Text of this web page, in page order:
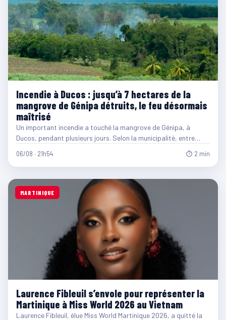
Incendie à Ducos : jusqu’à 7 hectares de la
mangrove de Génipa détruits, le feu désormais
maîtrisé
Un important incendie a touché la mangrove de Génipa, à
Ducos, pendant plusieurs jours. Selon la municipalité, entre…
06/08 · 21h54 ⏱ 2 min
MARTINIQUE
Laurence Fibleuil s’envole pour représenter la
Martinique à Miss World 2026 au Vietnam
Laurence Fibleuil, élue Miss World Martinique 2026, a quitté la